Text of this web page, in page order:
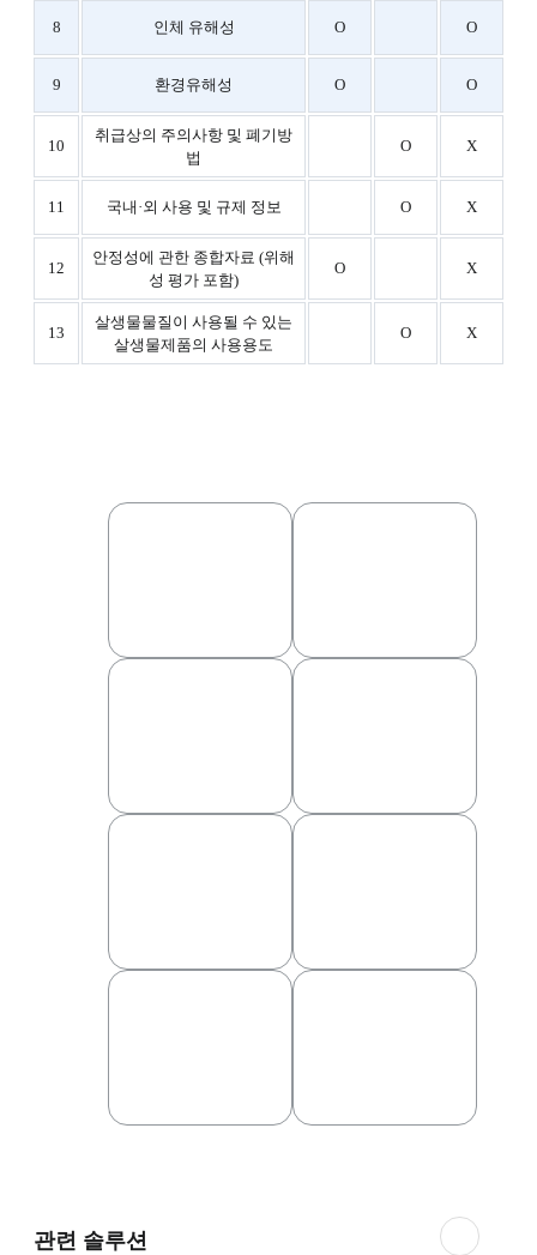
8 인체 유해성 O O
9 환경유해성 O O
10
취급상의 주의사항 및 폐기방
법
O X
11 국내·외 사용 및 규제 정보 O X
12
안정성에 관한 종합자료 (위해
성 평가 포함)
O X
13
살생물물질이 사용될 수 있는
살생물제품의 사용용도
O X
관련 솔루션